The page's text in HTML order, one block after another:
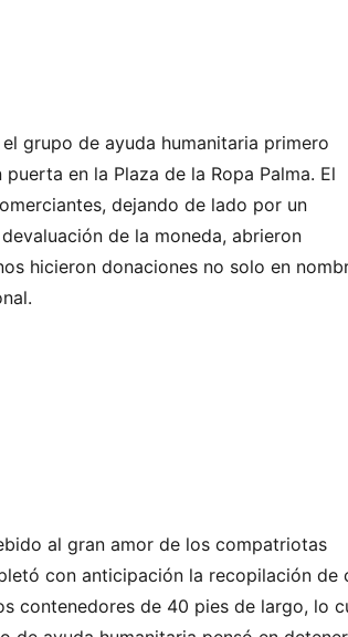
grupo de ayuda humanitaria primero
en la Plaza de la Ropa Palma. El
dejando de lado por un
de la moneda, abrieron
hicieron donaciones no solo en
al gran amor de los compatriotas
con anticipación la recopilación de
contenedores de 40 pies de largo, lo